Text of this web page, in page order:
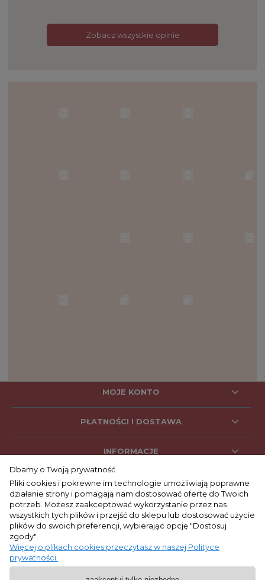
Zobacz wszystkie opinie
MOJE KONTO
PŁATNOŚCI I DOSTAWA
INFORMACJE
SOCIAL MEDIA
KONTAKT
+48 662 053 047
Dbamy o Twoją prywatność
Pliki cookies i pokrewne im technologie umożliwiają poprawne
działanie strony i pomagają nam dostosować ofertę do Twoich
potrzeb. Możesz zaakceptować wykorzystanie przez nas
wszystkich tych plików i przejść do sklepu lub dostosować użycie
plików do swoich preferencji, wybierając opcję "Dostosuj
zgody".
Więcej o plikach cookies przeczytasz w naszej Polityce
prywatności.